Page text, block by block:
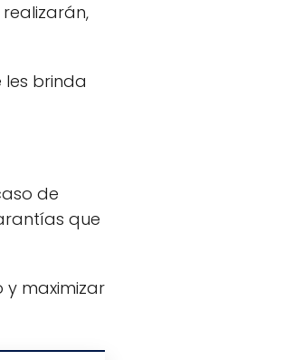
les brinda
de
que
maximizar